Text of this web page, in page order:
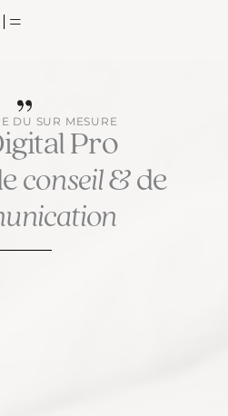
DU SUR MESURE
Pro
conseil& de